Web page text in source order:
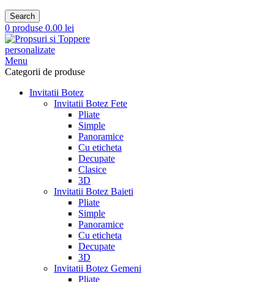
Search
0 produse 0.00 lei
Menu
Categorii de produse
Invitatii Botez
Invitatii Botez Fete
Pliate
Simple
Panoramice
Cu eticheta
Decupate
Clasice
3D
Invitatii Botez Baieti
Pliate
Simple
Panoramice
Cu eticheta
Decupate
3D
Invitatii Botez Gemeni
Pliate